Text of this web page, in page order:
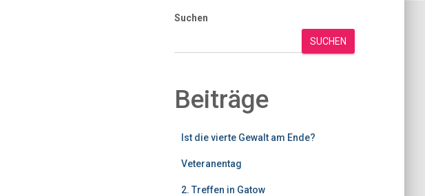
Suchen
SUCHEN
Beiträge
Ist die vierte Gewalt am Ende?
Veteranentag
2. Treffen in Gatow